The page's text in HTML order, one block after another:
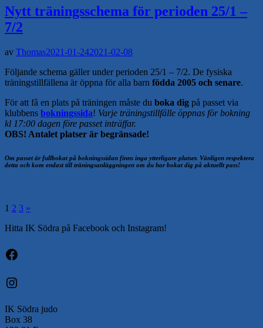
Nytt träningsschema för perioden 25/1 –
7/2
av Thomas2021-01-242021-02-08
Följande schema gäller under perioden 25/1 – 7/2. De fysiska
träningstillfällena är öppna för alla barn födda 2005 och senare.
För att få en plats på träningen måste du boka dig på passet via
klubbens bokningssida! Varje träningstillfälle öppnas för bokning
kl 17:00 dagen före passet inträffar.
OBS! Antalet platser är begränsade!
Om passet är fullbokat på bokningssidan finns inga ytterligare platser. Vänligen respektera
detta och kom endast till träningsanläggningen om du har bokat dig på aktuellt pass!
Sidnumrering
för
1 2 3 Nästa
»
Hitta IK Södra på Facebook och Instagram!
Facebook
Instagram
IK Södra judo
Box 38